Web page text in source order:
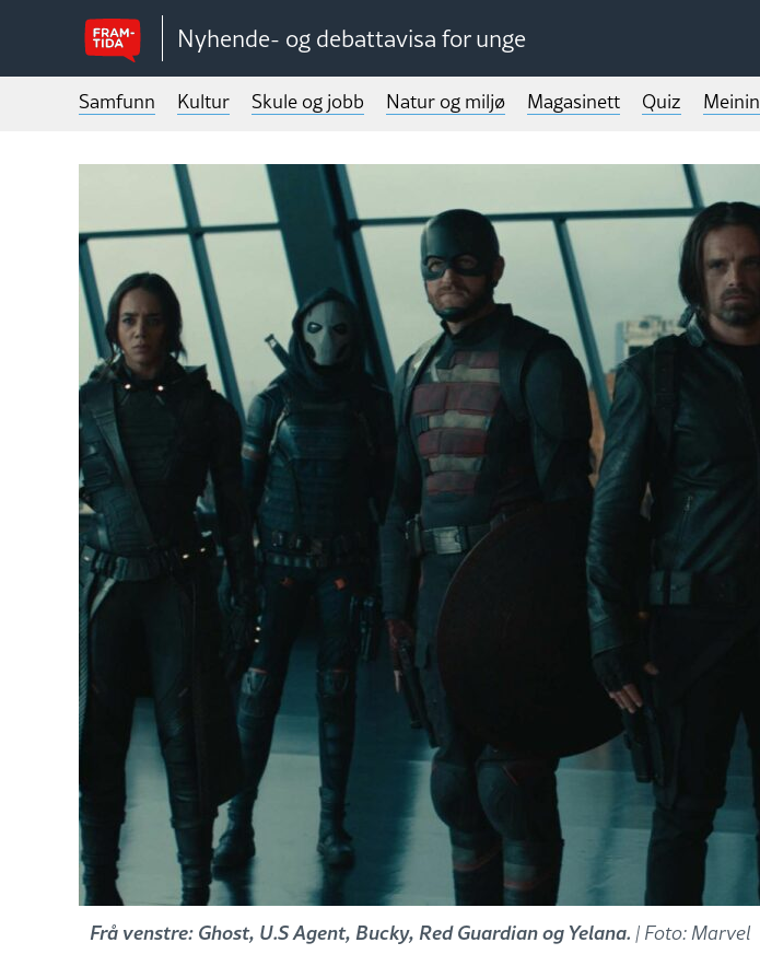
Nyhende- og debattavisa for unge
Samfunn Kultur Skule og jobb Natur og miljø Magasinett Quiz
Frå venstre: Ghost, U.S Agent, Bucky, Red Guardian og Yelana. | Foto: Marvel